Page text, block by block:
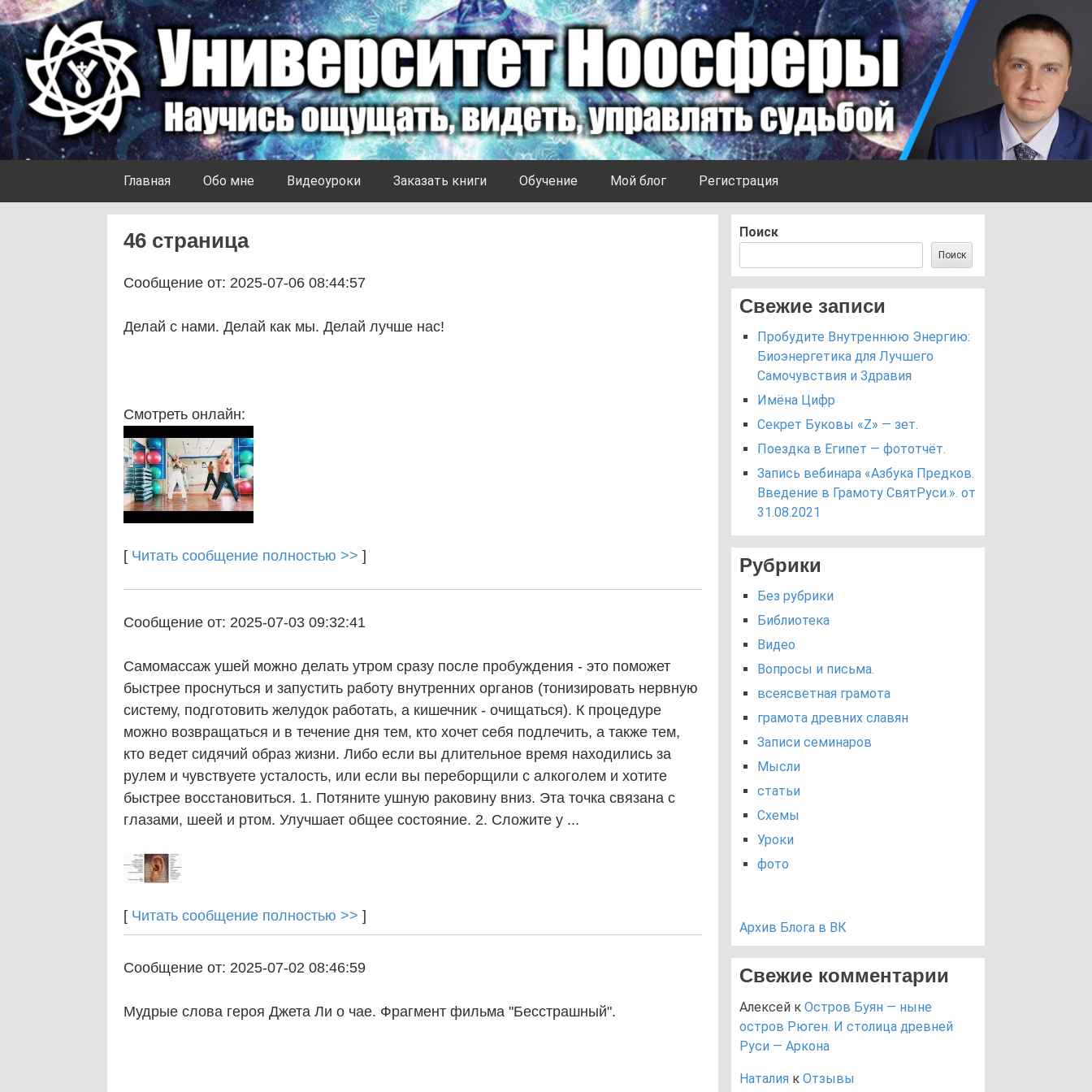
Университет Ноосферы
Главная Обо мне Видеоуроки Заказать книги Обучение Мой блог Регистрация
46 страница
Сообщение от: 2025-07-06 08:44:57
Делай с нами. Делай как мы. Делай лучше нас!
Смотреть онлайн:
[ Читать сообщение полностью >> ]
Сообщение от: 2025-07-03 09:32:41
Самомассаж ушей можно делать утром сразу после пробуждения - это поможет
быстрее проснуться и запустить работу внутренних органов (тонизировать нервную
систему, подготовить желудок работать, а кишечник - очищаться). К процедуре
можно возвращаться и в течение дня тем, кто хочет себя подлечить, а также тем,
кто ведет сидячий образ жизни. Либо если вы длительное время находились за
рулем и чувствуете усталость, или если вы переборщили с алкоголем и хотите
быстрее восстановиться. 1. Потяните ушную раковину вниз. Эта точка связана с
глазами, шеей и ртом. Улучшает общее состояние. 2. Сложите у ...
[ Читать сообщение полностью >> ]
Сообщение от: 2025-07-02 08:46:59
Мудрые слова героя Джета Ли о чае. Фрагмент фильма "Бесстрашный".
Поиск
Поиск
Свежие записи
Пробудите Внутреннюю Энергию:
Биоэнергетика для Лучшего
Самочувствия и Здравия
Имёна Цифр
Секрет Буковы «Z» — зет.
Поездка в Египет — фототчёт.
Запись вебинара «Азбука Предков.
Введение в Грамоту СвятРуси.». от
31.08.2021
Рубрики
Без рубрики
Библиотека
Видео
Вопросы и письма.
всеясветная грамота
грамота древних славян
Записи семинаров
Мысли
статьи
Схемы
Уроки
фото
Архив Блога в ВК
Свежие комментарии
Алексей к Остров Буян — ныне
остров Рюген. И столица древней
Руси — Аркона
Наталия к Отзывы